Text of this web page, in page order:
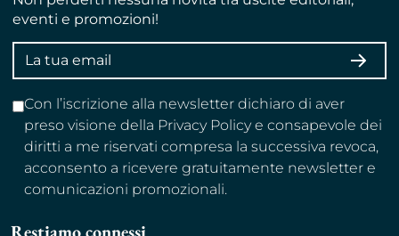
eventi e promozioni!
Indirizzo
email
Con l’iscrizione alla newsletter dichiaro di aver
preso visione della Privacy Policy e consapevole dei
diritti a me riservati compresa la successiva revoca,
acconsento a ricevere gratuitamente newsletter e
comunicazioni promozionali.